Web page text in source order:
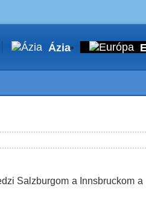
Ázia
Salzburgom a Innsbruckom